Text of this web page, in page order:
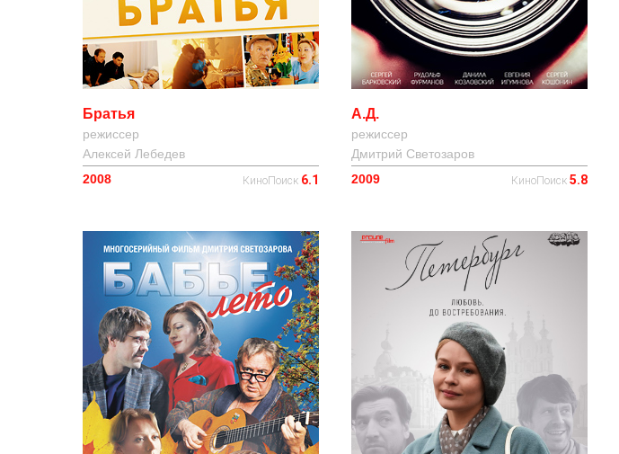
Братья
режиссер
Алексей Лебедев
2008
КиноПоиск 6.1
А.Д.
режиссер
Дмитрий Светозаров
2009
КиноПоиск 5.8